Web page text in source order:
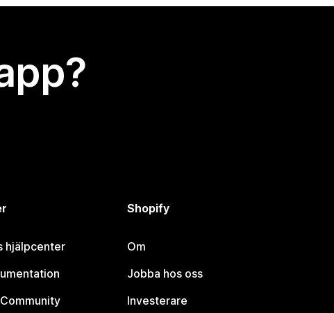
hjälpcenter
Shopify
Om
Jobba hos oss
Investerare